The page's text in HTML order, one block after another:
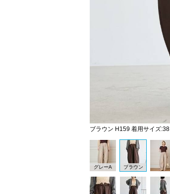
ブラウン H159 着用サイズ:38
グレーA ブラウン